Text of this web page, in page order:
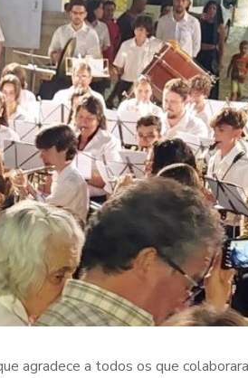
agradece a todos os que